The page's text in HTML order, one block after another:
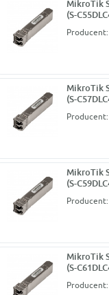
MikroTik
(S-
Producent:
MikroTik
(S-
Producent:
MikroTik
(S-
Producent:
MikroTik
(S-
Producent: